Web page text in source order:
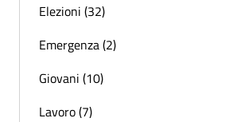
Elezioni (32)
Emergenza (2)
Giovani (10)
Lavoro (7)